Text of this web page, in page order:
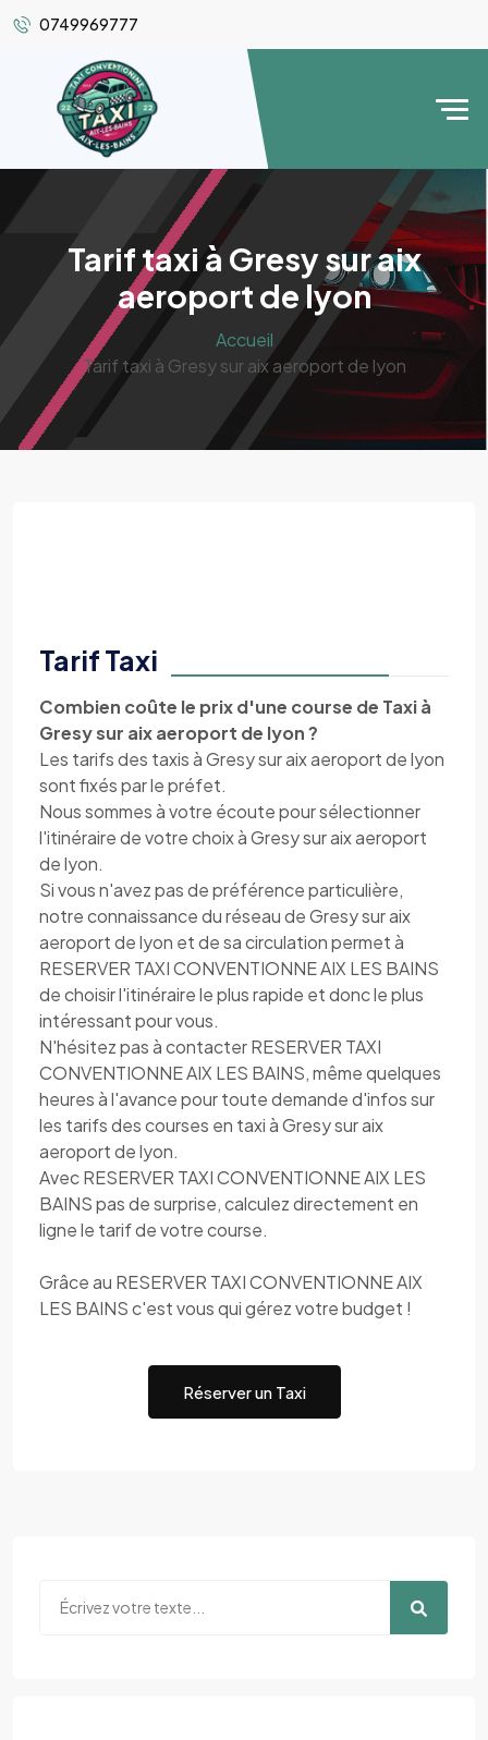
0749969777
Tarif taxi à Gresy sur aix
aeroport de lyon
Accueil
Tarif taxi à Gresy sur aix aeroport de lyon
Tarif Taxi
Combien coûte le prix d'une course de Taxi à
Gresy sur aix aeroport de lyon ?
Les tarifs des taxis à Gresy sur aix aeroport de lyon
sont fixés par le préfet.
Nous sommes à votre écoute pour sélectionner
l'itinéraire de votre choix à Gresy sur aix aeroport
de lyon.
Si vous n'avez pas de préférence particulière,
notre connaissance du réseau de Gresy sur aix
aeroport de lyon et de sa circulation permet à
RESERVER TAXI CONVENTIONNE AIX LES BAINS
de choisir l'itinéraire le plus rapide et donc le plus
intéressant pour vous.
N'hésitez pas à contacter RESERVER TAXI
CONVENTIONNE AIX LES BAINS, même quelques
heures à l'avance pour toute demande d'infos sur
les tarifs des courses en taxi à Gresy sur aix
aeroport de lyon.
Avec RESERVER TAXI CONVENTIONNE AIX LES
BAINS pas de surprise, calculez directement en
ligne le tarif de votre course.
Grâce au RESERVER TAXI CONVENTIONNE AIX
LES BAINS c'est vous qui gérez votre budget !
Réserver un Taxi